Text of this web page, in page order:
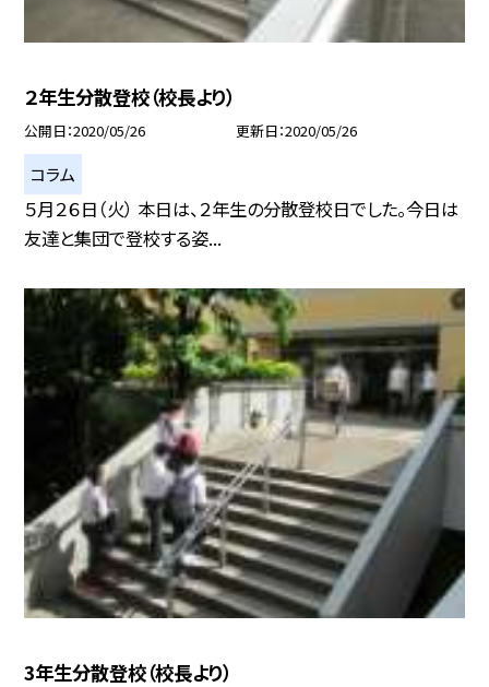
２年生分散登校（校長より）
公開日 2020/05/26 更新日 2020/05/26
コラム
５月２６日（火） 本日は、２年生の分散登校日でした。今日は
友達と集団で登校する姿...
3年生分散登校（校長より）